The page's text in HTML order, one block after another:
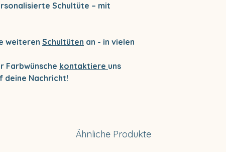
Schultüte – mit
weiteren Schultüten an - in vielen
Farbwünsche kontaktiere uns
deine Nachricht!
Ähnliche Produkte